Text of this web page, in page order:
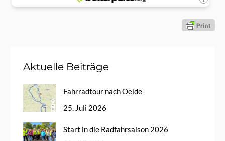
Aktuelle Beiträge
Fahrradtour nach Oelde
25. Juli 2026
Start in die Radfahrsaison 2026